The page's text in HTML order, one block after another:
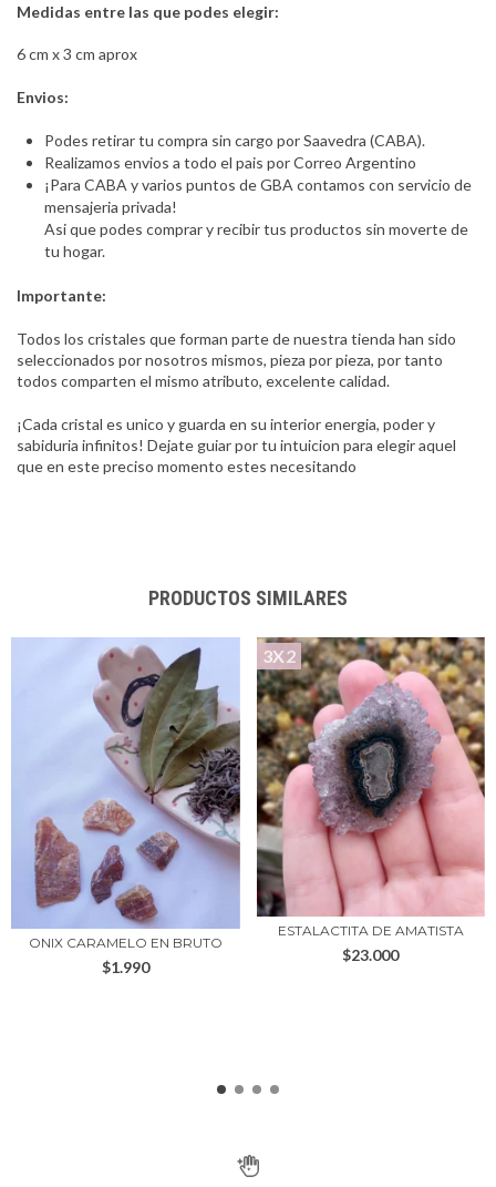
Medidas entre las que podes elegir:
6 cm x 3 cm aprox
Envios:
Podes retirar tu compra sin cargo por Saavedra (CABA).
Realizamos envios a todo el pais por Correo Argentino
¡Para CABA y varios puntos de GBA contamos con servicio de
mensajeria privada!
Asi que podes comprar y recibir tus productos sin moverte de
tu hogar.
Importante:
Todos los cristales que forman parte de nuestra tienda han sido
seleccionados por nosotros mismos, pieza por pieza, por tanto
todos comparten el mismo atributo, excelente calidad.
¡Cada cristal es unico y guarda en su interior energia, poder y
sabiduria infinitos! Dejate guiar por tu intuicion para elegir aquel
que en este preciso momento estes necesitando
PRODUCTOS SIMILARES
ONIX CARAMELO EN BRUTO
$1.990
3X2
ESTALACTITA DE AMATISTA
$23.000